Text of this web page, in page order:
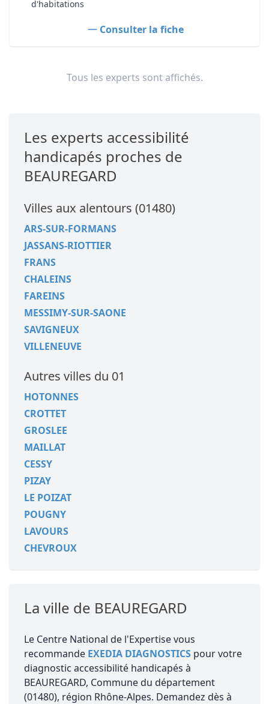
d'habitations
Consulter la fiche
Tous les experts sont affichés.
Les experts accessibilité
handicapés proches de
BEAUREGARD
Villes aux alentours (01480)
ARS-SUR-FORMANS
JASSANS-RIOTTIER
FRANS
CHALEINS
FAREINS
MESSIMY-SUR-SAONE
SAVIGNEUX
VILLENEUVE
Autres villes du 01
HOTONNES
CROTTET
GROSLEE
MAILLAT
CESSY
PIZAY
LE POIZAT
POUGNY
LAVOURS
CHEVROUX
La ville de BEAUREGARD
Le Centre National de l'Expertise vous
recommande EXEDIA DIAGNOSTICS pour votre
diagnostic accessibilité handicapés à
BEAUREGARD, Commune du département
(01480), région Rhône-Alpes. Demandez dès à